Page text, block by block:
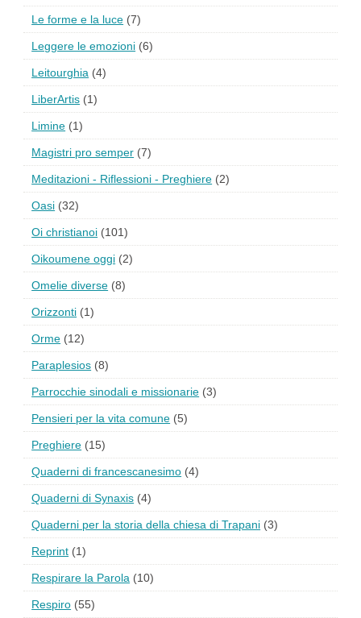
Le forme e la luce (7)
Leggere le emozioni (6)
Leitourghia (4)
LiberArtis (1)
Limine (1)
Magistri pro semper (7)
Meditazioni - Riflessioni - Preghiere (2)
Oasi (32)
Oi christianoi (101)
Oikoumene oggi (2)
Omelie diverse (8)
Orizzonti (1)
Orme (12)
Paraplesios (8)
Parrocchie sinodali e missionarie (3)
Pensieri per la vita comune (5)
Preghiere (15)
Quaderni di francescanesimo (4)
Quaderni di Synaxis (4)
Quaderni per la storia della chiesa di Trapani (3)
Reprint (1)
Respirare la Parola (10)
Respiro (55)